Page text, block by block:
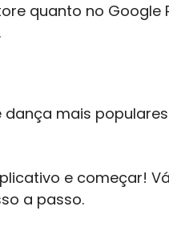
quanto no Google
mais
e começar!
a passo.